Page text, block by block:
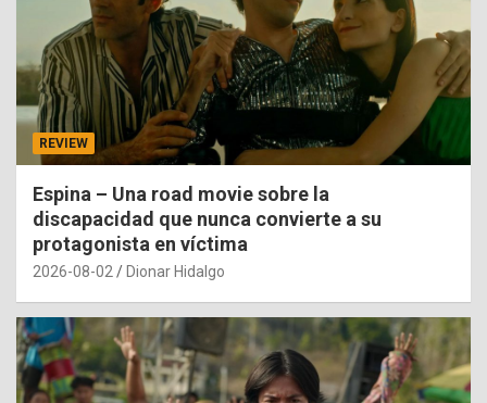
REVIEW
Espina – Una road movie sobre la
discapacidad que nunca convierte a su
protagonista en víctima
2026-08-02 Dionar Hidalgo